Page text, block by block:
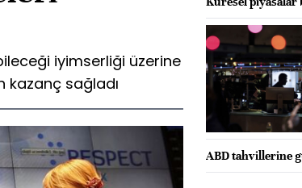
iyimserliği üzerine
kazanç sağladı
ABD tahvillerine